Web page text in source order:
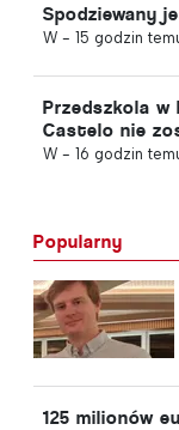
Spodziewany
W - 15 godzin
Przedszkola
Castelo nie
W - 16 godzin
Popularny
125 milionów